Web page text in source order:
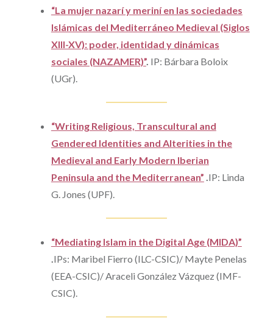
“La mujer nazarí y meriní en las sociedades
Islámicas del Mediterráneo Medieval (Siglos
XIII-XV): poder, identidad y dinámicas
sociales (NAZAMER)”. IP: Bárbara Boloix
(UGr).
“Writing Religious, Transcultural and
Gendered Identities and Alterities in the
Medieval and Early Modern Iberian
Peninsula and the Mediterranean” IP: Linda
G. Jones (UPF).
“Mediating Islam in the Digital Age (MIDA)”
IPs: Maribel Fierro (ILC-CSIC)/ Mayte Penelas
(EEA-CSIC)/ Araceli González Vázquez (IMF-
CSIC).